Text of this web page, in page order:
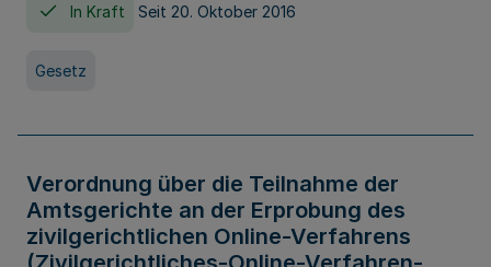
In Kraft Seit 20. Oktober 2016
Gesetz
Verordnung über die Teilnahme der
Amtsgerichte an der Erprobung des
zivilgerichtlichen Online-Verfahrens